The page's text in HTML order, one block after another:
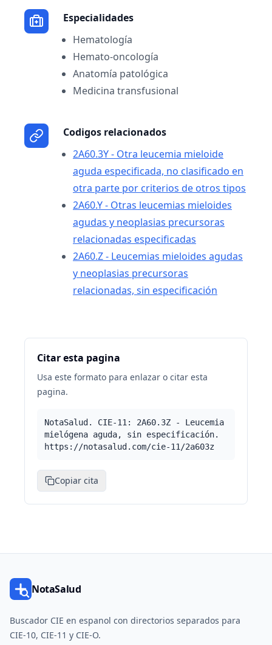
Especialidades
Hematología
Hemato-oncología
Anatomía patológica
Medicina transfusional
Codigos relacionados
2A60.3Y - Otra leucemia mieloide
aguda especificada, no clasificado en
otra parte por criterios de otros tipos
2A60.Y - Otras leucemias mieloides
agudas y neoplasias precursoras
relacionadas especificadas
2A60.Z - Leucemias mieloides agudas
y neoplasias precursoras
relacionadas, sin especificación
Citar esta pagina
Usa este formato para enlazar o citar esta
pagina.
NotaSalud. CIE-11: 2A60.3Z - Leucemia
mielógena aguda, sin especificación.
https://notasalud.com/cie-11/2a603z
Copiar cita
NotaSalud
Buscador CIE en espanol con directorios separados para
CIE-10, CIE-11 y CIE-O.